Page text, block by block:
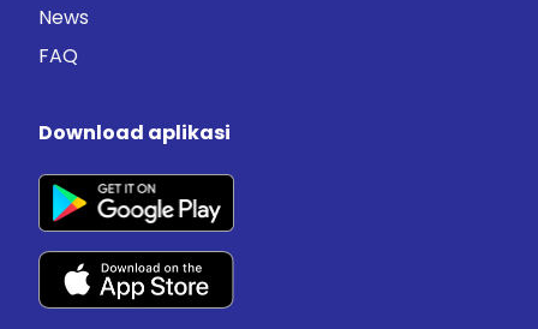
News
FAQ
Download aplikasi